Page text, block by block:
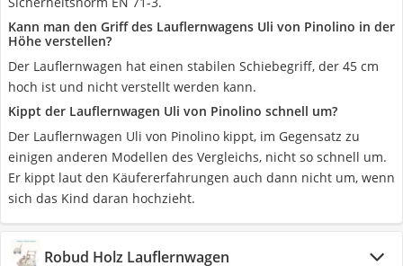
Kann man den Griff des Lauflernwagens Uli von Pinolino in der
Höhe verstellen?
Der Lauflernwagen hat einen stabilen Schiebegriff, der 45 cm
hoch ist und nicht verstellt werden kann.
Kippt der Lauflernwagen Uli von Pinolino schnell um?
Der Lauflernwagen Uli von Pinolino kippt, im Gegensatz zu
einigen anderen Modellen des Vergleichs, nicht so schnell um.
Er kippt laut den Käufererfahrungen auch dann nicht um, wenn
sich das Kind daran hochzieht.
Robud Holz Lauflernwagen